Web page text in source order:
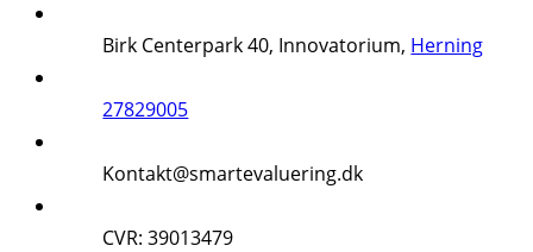
Birk Centerpark 40, Innovatorium, Herning
27829005
Kontakt@smartevaluering.dk
CVR: 39013479